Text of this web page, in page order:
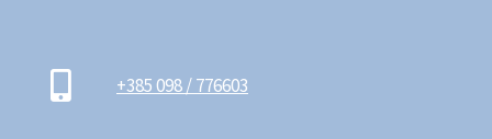
+385 098 / 776603